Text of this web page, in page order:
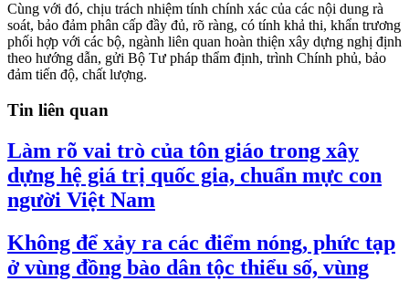
Cùng với đó, chịu trách nhiệm tính chính xác của các nội dung rà
soát, bảo đảm phân cấp đầy đủ, rõ ràng, có tính khả thi, khẩn trương
phối hợp với các bộ, ngành liên quan hoàn thiện xây dựng nghị định
theo hướng dẫn, gửi Bộ Tư pháp thẩm định, trình Chính phủ, bảo
đảm tiến độ, chất lượng.
Tin liên quan
Làm rõ vai trò của tôn giáo trong xây
dựng hệ giá trị quốc gia, chuẩn mực con
người Việt Nam
Không để xảy ra các điểm nóng, phức tạp
ở vùng đồng bào dân tộc thiểu số, vùng